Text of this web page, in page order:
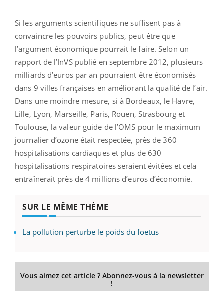
Si les arguments scientifiques ne suffisent pas à
convaincre les pouvoirs publics, peut être que
l’argument économique pourrait le faire. Selon un
rapport de l’InVS publié en septembre 2012, plusieurs
milliards d’euros par an pourraient être économisés
dans 9 villes françaises en améliorant la qualité de l’air.
Dans une moindre mesure, si à Bordeaux, le Havre,
Lille, Lyon, Marseille, Paris, Rouen, Strasbourg et
Toulouse, la valeur guide de l’OMS pour le maximum
journalier d’ozone était respectée, près de 360
hospitalisations cardiaques et plus de 630
hospitalisations respiratoires seraient évitées et cela
entraînerait près de 4 millions d’euros d’économie.
SUR LE MÊME THÈME
La pollution perturbe le poids du foetus
Vous aimez cet article ? Abonnez-vous à la newsletter
!